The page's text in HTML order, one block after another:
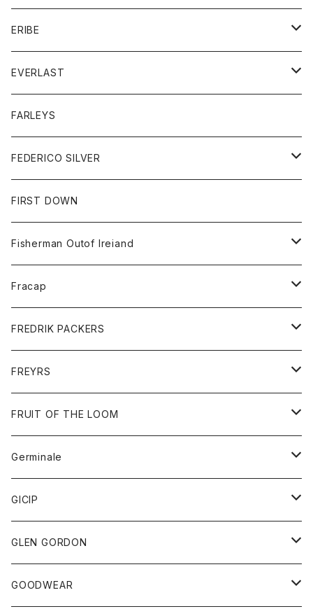
シャツ
Tシャツ
グッズ
帽子
トップス
シャツ
セーター
ボトム
ショートパンツ
パンツ
レディース
コート
ジャケット
Tシャツ
ボトム
ERIBE
ニット
EVERLAST
トップス
ジャケット
スエットシャツ
ボトム
スエットパンツ
グッズ
帽子
FARLEYS
FEDERICO SILVER
アクセサリー
FIRST DOWN
Fisherman Outof Ireiand
ニット
Fracap
グッズ
靴
FREDRIK PACKERS
アクセサリー
バッグ
FREYRS
サングラス
FRUIT OF THE LOOM
アウター
パーカー
グッズ
ネクタイ
チーフ
トップス
シャツ
ボトム
Germinale
靴
サンダル
GICIP
トップス
Tシャツ
GLEN GORDON
グッズ
GOODWEAR